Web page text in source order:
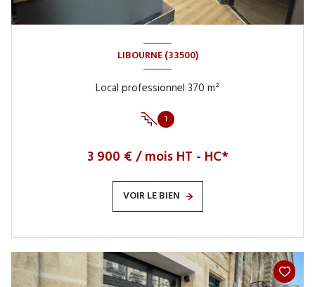
LIBOURNE (33500)
Local professionnel 370 m²
1
3 900 € / mois HT - HC*
VOIR LE BIEN